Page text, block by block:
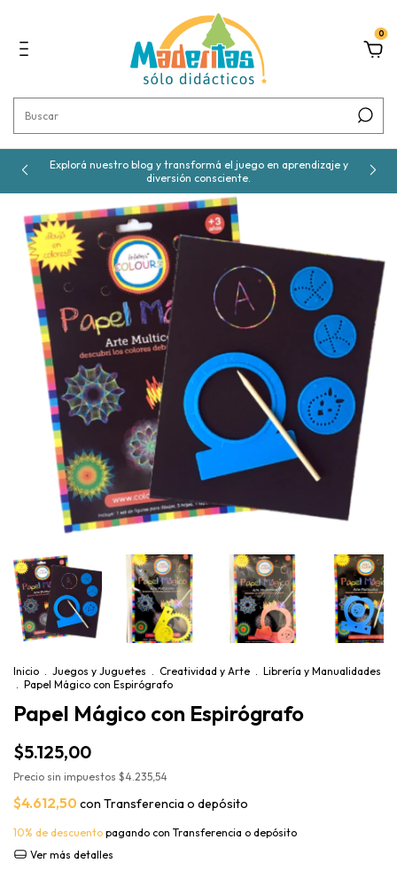
0
Explorá nuestro blog y transformá el juego en aprendizaje y
diversión consciente.
Inicio Juegos y Juguetes Creatividad y Arte
Librería y Manualidades
Papel Mágico con Espirógrafo
Papel Mágico con Espirógrafo
$5.125,00
Precio sin impuestos $4.235,54
$4.612,50 con Transferencia o depósito
10% de descuento pagando con Transferencia o depósito
Ver más detalles